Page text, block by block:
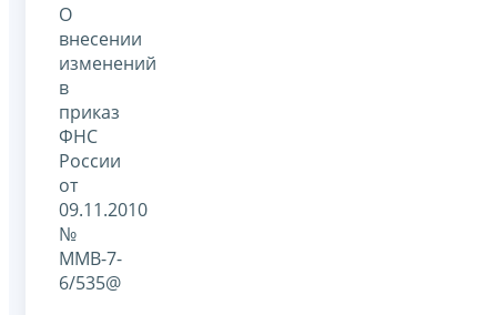
О
внесении
изменений
в
приказ
ФНС
России
от
09.11.2010
№
ММВ-7-
6/535@